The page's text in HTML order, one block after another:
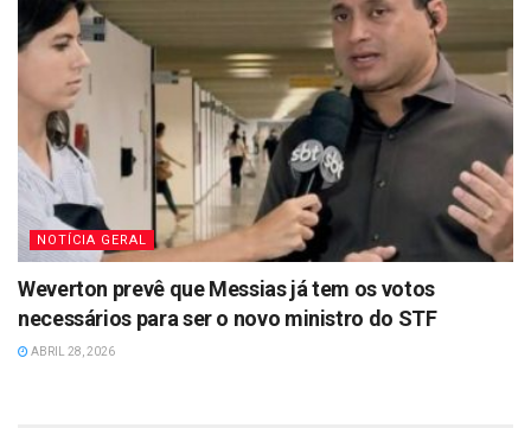
NOTÍCIA GERAL
Weverton prevê que Messias já tem os votos
necessários para ser o novo ministro do STF
ABRIL 28, 2026